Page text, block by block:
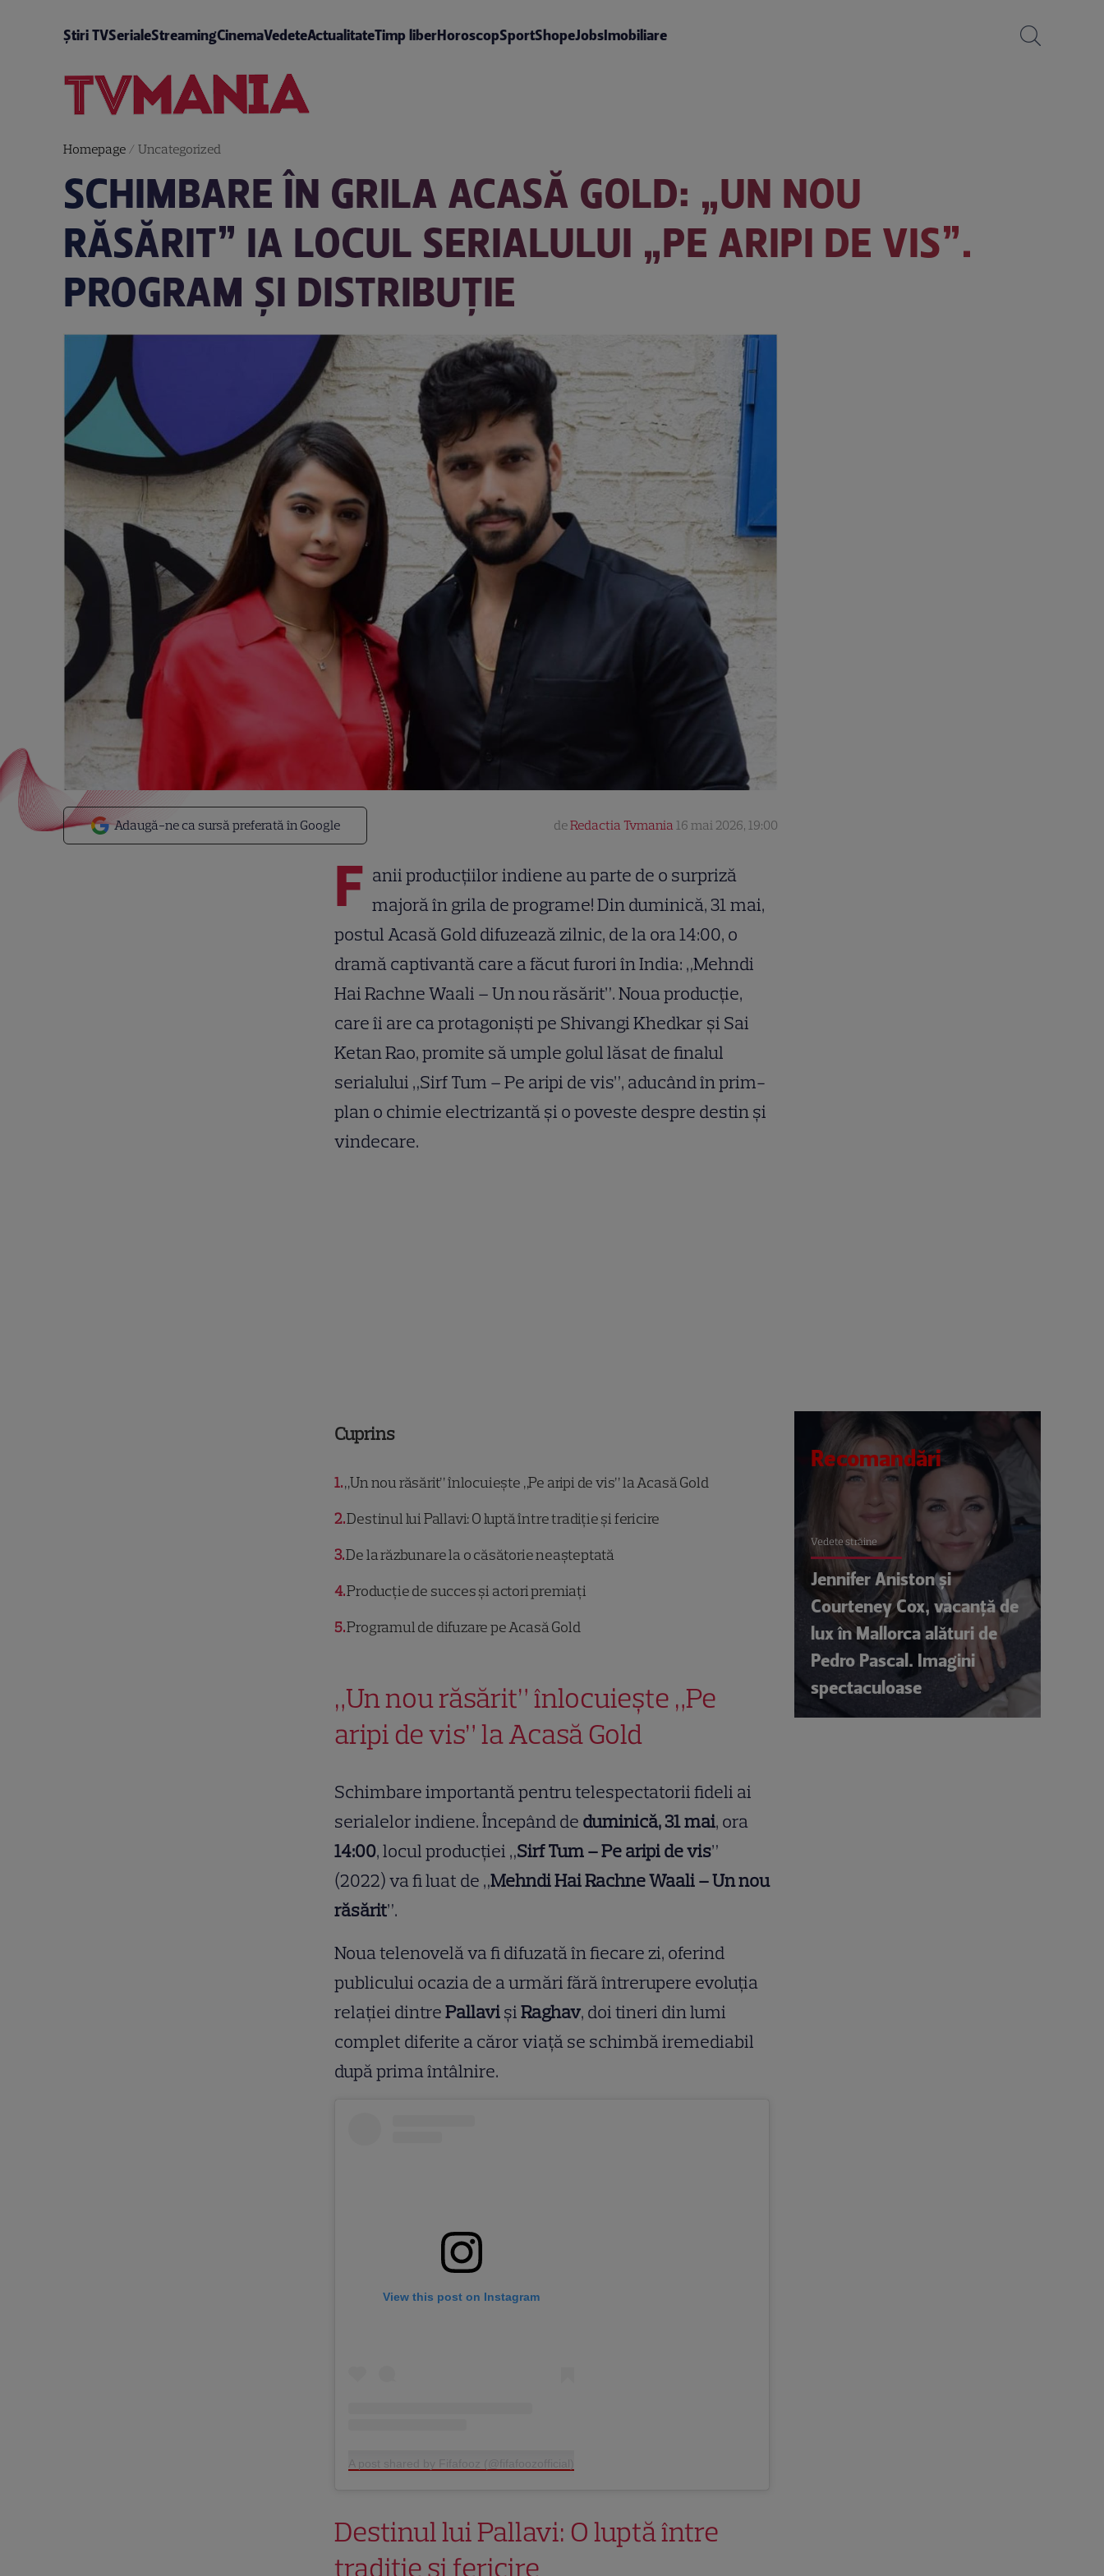
Știri TVSerialeStreamingCinemaVedeteActualitateTimp liberHoroscopSportShopeJobsImobiliare
Homepage/ Uncategorized
SCHIMBARE ÎN GRILA ACASĂ GOLD: „UN NOU
RĂSĂRIT” IA LOCUL SERIALULUI „PE ARIPI DE VIS”.
PROGRAM ȘI DISTRIBUȚIE
Adaugă-ne ca sursă preferată în Google deRedactia Tvmania 16 mai 2026, 19:00
F anii producțiilor indiene au parte de o surpriză
majoră în grila de programe! Din duminică, 31 mai,
postul Acasă Gold difuzează zilnic, de la ora 14:00, o
dramă captivantă care a făcut furori în India: „Mehndi
Hai Rachne Waali – Un nou răsărit”. Noua producție,
care îi are ca protagoniști pe Shivangi Khedkar și Sai
Ketan Rao, promite să umple golul lăsat de finalul
serialului „Sirf Tum – Pe aripi de vis”, aducând în prim-
plan o chimie electrizantă și o poveste despre destin și
vindecare.
Cuprins
1„Un nou răsărit” înlocuiește „Pe aripi de vis” la Acasă Gold
2Destinul lui Pallavi: O luptă între tradiție și fericire
3De la răzbunare la o căsătorie neașteptată
4Producție de succes și actori premiați
5Programul de difuzare pe Acasă Gold
„Un nou răsărit” înlocuiește „Pe
aripi de vis” la Acasă Gold
Schimbare importantă pentru telespectatorii fideli ai
serialelor indiene. Începând de duminică, 31 mai, ora
14:00, locul producției „Sirf Tum – Pe aripi de vis”
(2022) va fi luat de „Mehndi Hai Rachne Waali – Un nou
răsărit”.
Noua telenovelă va fi difuzată în fiecare zi, oferind
publicului ocazia de a urmări fără întrerupere evoluția
relației dintrePallavișiRaghav, doi tineri din lumi
complet diferite a căror viață se schimbă iremediabil
după prima întâlnire.
View this post on Instagram
A post shared by Fifafooz (@fifafoozofficial)
Destinul lui Pallavi: O luptă între
tradiție și fericire
Recomandări
Vedete străine
Jennifer Aniston și
Courteney Cox, vacanță de
lux în Mallorca alături de
Pedro Pascal. Imagini
spectaculoase